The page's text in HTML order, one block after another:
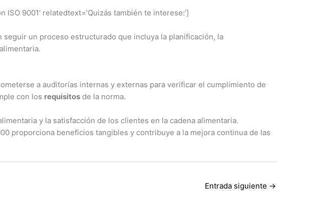
9001′ relatedtext=’Quizás también te interese:’]
seguir un proceso estructurado que incluya la planificación, la
a auditorías internas y externas para verificar el cumplimiento de
con los requisitos de la norma.
y la satisfacción de los clientes en la cadena alimentaria.
proporciona beneficios tangibles y contribuye a la mejora continua de las
Entrada siguiente →